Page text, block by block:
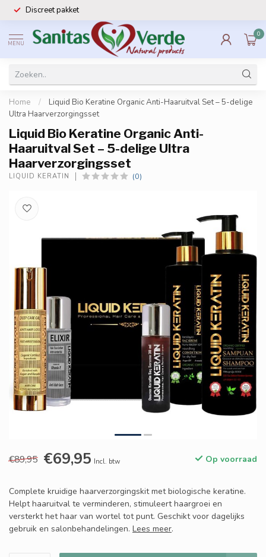
Discreet pakket
MENU
0
Home /
Liquid Bio Keratine Organic Anti-Haaruitval Set – 5-delige
Ultra Haarverzorgingsset
Liquid Bio Keratine Organic Anti-
Haaruitval Set – 5-delige Ultra
Haarverzorgingsset
LIQUID KERATIN (0)
€89,95 €69,95 Incl. btw Op voorraad
Complete kruidige haarverzorgingskit met biologische keratine.
Helpt haaruitval te verminderen, stimuleert haargroei en
versterkt het haar van wortel tot punt. Geschikt voor dagelijks
gebruik en salonbehandelingen. Lees meer.